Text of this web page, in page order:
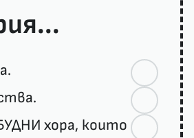
хора, които